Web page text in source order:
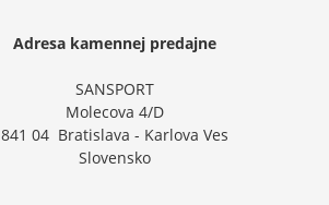
Adresa kamennej predajne
SANSPORT
Molecova 4/D
841 04 Bratislava - Karlova Ves
Slovensko